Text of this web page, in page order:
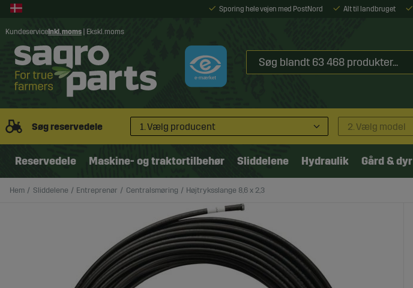
Sporing hele vejen med PostNord Alt til landbruget
Kundeservice Inkl. moms Ekskl. moms
Søg reservedele 1. Vælg producent 2. Vælg model
Reservedele Maskine- og traktortilbehør Sliddelene Hydraulik Gård & dyr
Hem Sliddelene Entreprenør Centralsmøring Højtryksslange 8,6 x 2,3